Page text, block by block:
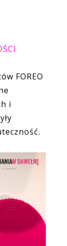
FOREO
i